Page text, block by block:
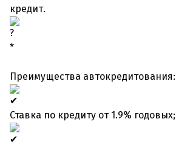
кредит.
*
Преимущества автокредитования:
Ставка по кредиту от 1.9% годовых;